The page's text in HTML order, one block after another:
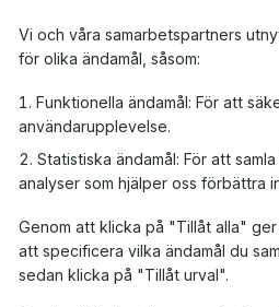
Vi och våra samarbetspartners
för olika ändamål, såsom:
Funktionella ändamål: För att
användarupplevelse.
Statistiska ändamål: För att
analyser som hjälper oss förbättra
Genom att klicka på "Tillåt alla"
att specificera vilka ändamål du
sedan klicka på "Tillåt urval".
passar alla och som ger
den perfekta lösningen!
speciell anledning, är ett